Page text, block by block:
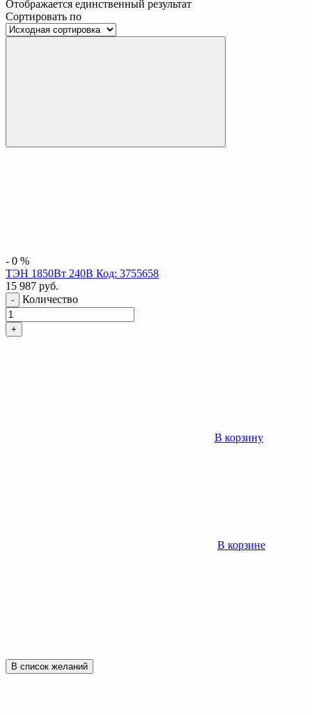
Отображается единственный результат
Сортировать по
- 0 %
ТЭН 1850Вт 240В Код: 3755658
15 987 руб.
- Количество
+
В корзину
В корзине
В список желаний